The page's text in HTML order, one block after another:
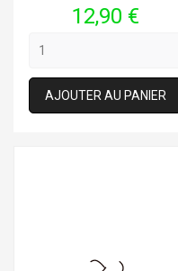
Prix
12,90 €
AJOUTER AU PANIER